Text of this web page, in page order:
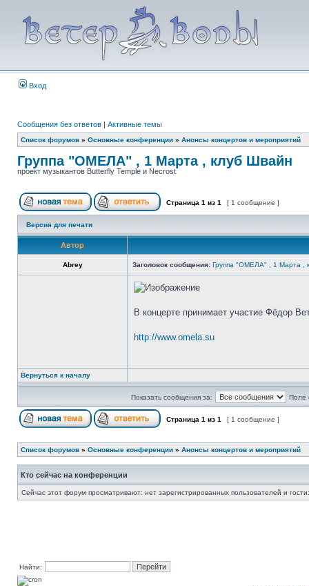
Вход
Сообщения без ответов | Активные темы
Список форумов » Основные конференции » Анонсы концертов и мероприятий
Группа "ОМЕЛА" , 1 Марта , клуб Швайн
проект музыкантов Butterfly Temple и Necrost
Страница 1 из 1 [ 1 сообщение ]
Версия для печати
Автор
Abrey Заголовок сообщения: Группа "ОМЕЛА" , 1 Марта ,
В концерте принимает участие Фёдор
http://www.omela.su
Вернуться к началу
Показать сообщения за: Поле
Страница 1 из 1 [ 1 сообщение ]
Список форумов » Основные конференции » Анонсы концертов и мероприятий
Кто сейчас на конференции
Сейчас этот форум просматривают: нет зарегистрированных пользователей и
Найти: